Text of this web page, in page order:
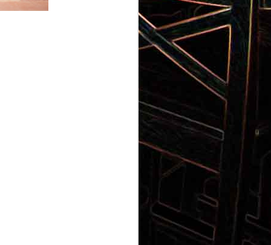
Gnocchi au pesto de
pistaches
Panna cotta au coulis de kiwi